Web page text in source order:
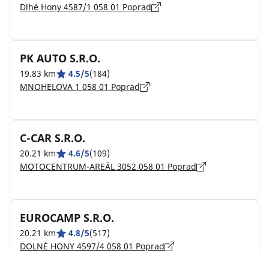
Dlhé Hony 4587/1 058 01 Poprad
PK AUTO S.R.O.
19.83 km 4.5/5(184)
MNOHELOVA 1 058 01 Poprad
C-CAR S.R.O.
20.21 km 4.6/5(109)
MOTOCENTRUM-AREÁL 3052 058 01 Poprad
EUROCAMP S.R.O.
20.21 km 4.8/5(517)
DOLNÉ HONY 4597/4 058 01 Poprad